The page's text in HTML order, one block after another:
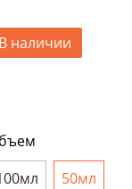
наличии
50мл